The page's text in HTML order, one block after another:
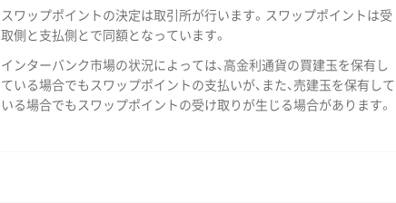
スワップポイントの決定は取引所が行います。スワップポイントは受
取側と支払側とで同額となっています。
インターバンク市場の状況によっては、高金利通貨の買建玉を保有し
ている場合でもスワップポイントの支払いが、また、売建玉を保有して
いる場合でもスワップポイントの受け取りが生じる場合があります。